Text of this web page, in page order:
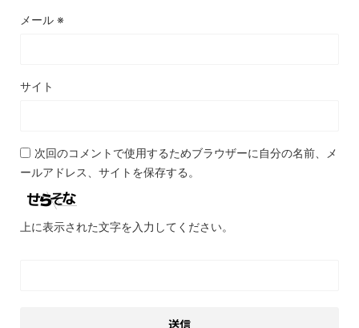
メール ※
サイト
次回のコメントで使用するためブラウザーに自分の名前、メ
ールアドレス、サイトを保存する。
上に表示された文字を入力してください。